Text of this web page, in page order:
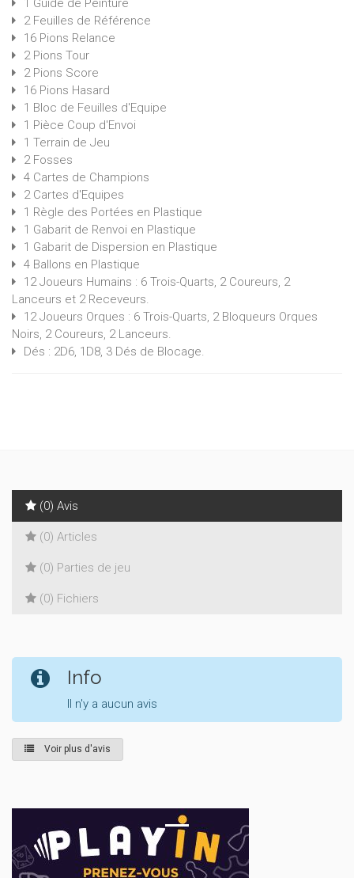
1 Guide de Peinture
2 Feuilles de Référence
16 Pions Relance
2 Pions Tour
2 Pions Score
16 Pions Hasard
1 Bloc de Feuilles d'Equipe
1 Pièce Coup d'Envoi
1 Terrain de Jeu
2 Fosses
4 Cartes de Champions
2 Cartes d'Equipes
1 Règle des Portées en Plastique
1 Gabarit de Renvoi en Plastique
1 Gabarit de Dispersion en Plastique
4 Ballons en Plastique
12 Joueurs Humains : 6 Trois-Quarts, 2 Coureurs, 2
Lanceurs et 2 Receveurs.
12 Joueurs Orques : 6 Trois-Quarts, 2 Bloqueurs Orques
Noirs, 2 Coureurs, 2 Lanceurs.
Dés : 2D6, 1D8, 3 Dés de Blocage.
(0) Avis
(0) Articles
(0) Parties de jeu
(0) Fichiers
Info
Il n'y a aucun avis
Voir plus d'avis